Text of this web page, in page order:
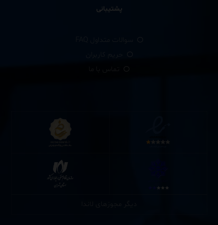
پشتیبانی
سوالات متداول FAQ
حریم کاربران
دیگر مجوزهای لاندا